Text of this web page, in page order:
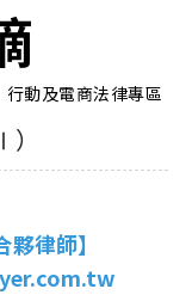
行動及電商法律專區
律師】